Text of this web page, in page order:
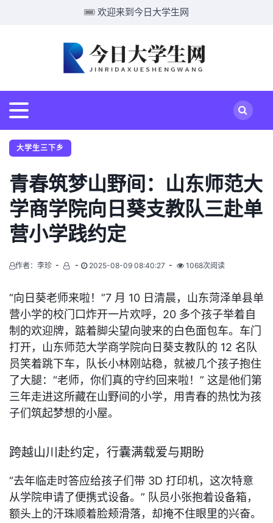
欢迎来到今日大学生网
大学生三下乡
青春筑梦山野间：山东师范大
学商学院向日葵支教队三赴单
营小学践约定
作者：李珍 2025-08-09 08:40:27 1068次阅读
“向日葵老师来啦！”7 月 10 日清晨，山东菏泽单县单
营小学的校门口炸开一片欢呼，20 多个孩子举着自
制的欢迎牌，踮着脚尖望向驶来的白色面包车。车门
打开，山东师范大学商学院向日葵支教队的 12 名队
员笑着跳下车，队长小林刚站稳，就被几个孩子抱住
了大腿：“老师，你们真的守约回来啦！” 这是他们第
三年走进这所藏在山野间的小学，用青春的热忱为孩
子们筑起梦想的小屋。
跨越山川赴约定，行囊满载爱与期盼
“去年临走时答应给孩子们带 3D 打印机，这次特意
从学院申请了便携式设备。” 队员小张抱着设备箱，
额头上的汗珠顺着脸颊滑落，却掩不住眼里的兴奋。